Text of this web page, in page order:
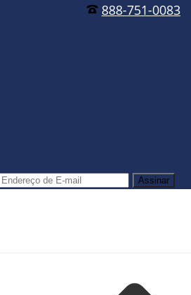
888-751-0083